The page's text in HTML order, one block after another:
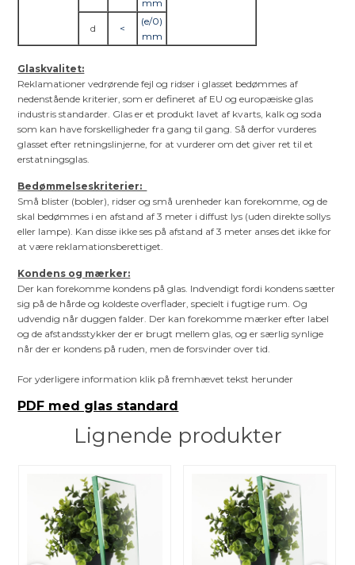
mm
d <
(e/0)
mm
Glaskvalitet:
Reklamationer vedrørende fejl og ridser i glasset bedømmes af
nedenstående kriterier, som er defineret af EU og europæiske glas
industris standarder. Glas er et produkt lavet af kvarts, kalk og soda
som kan have forskelligheder fra gang til gang. Så derfor vurderes
glasset efter retningslinjerne, for at vurderer om det giver ret til et
erstatningsglas.
Bedømmelseskriterier:
Små blister (bobler), ridser og små urenheder kan forekomme, og de
skal bedømmes i en afstand af 3 meter i diffust lys (uden direkte sollys
eller lampe). Kan disse ikke ses på afstand af 3 meter anses det ikke for
at være reklamationsberettiget.
Kondens og mærker:
Der kan forekomme kondens på glas. Indvendigt fordi kondens sætter
sig på de hårde og koldeste overflader, specielt i fugtige rum. Og
udvendig når duggen falder. Der kan forekomme mærker efter label
og de afstandsstykker der er brugt mellem glas, og er særlig synlige
når der er kondens på ruden, men de forsvinder over tid.
For yderligere information klik på fremhævet tekst herunder
PDF med glas standard
Lignende produkter